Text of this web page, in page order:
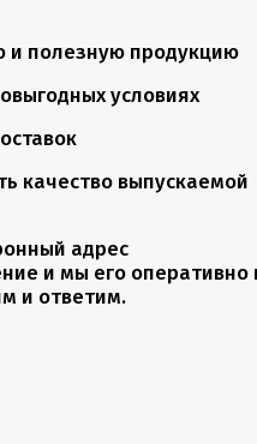
и полезную продукцию
условиях
качество выпускаемой
адрес
и мы его оперативно
и ответим.